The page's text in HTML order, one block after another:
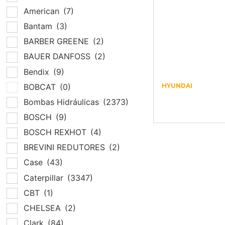
American (7)
Bantam (3)
BARBER GREENE (2)
BAUER DANFOSS (2)
Bendix (9)
BOBCAT (0)
Bombas Hidráulicas (2373)
BOSCH (9)
BOSCH REXHOT (4)
BREVINI REDUTORES (2)
Case (43)
Caterpillar (3347)
CBT (1)
CHELSEA (2)
Clark (84)
HYUNDAI